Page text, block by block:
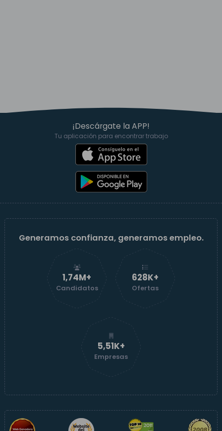
¡Descárgate la APP!
Tu aplicación para encontrar trabajo
Generamos confianza, generamos empleo.
1,74M+
Candidatos
629K+
Ofertas
5,52K+
Empresas